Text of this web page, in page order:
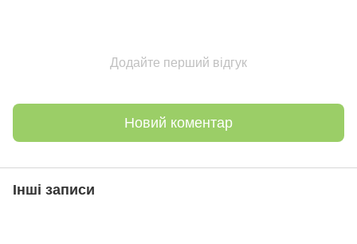
Додайте перший відгук
Новий коментар
Інші записи